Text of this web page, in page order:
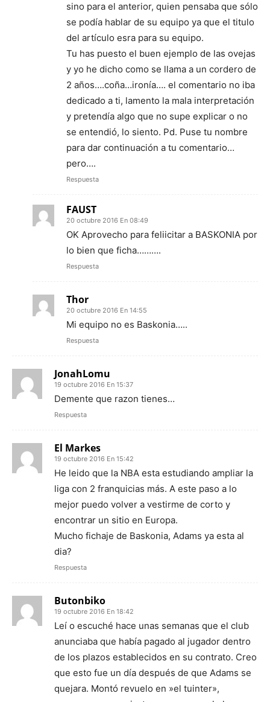
sino para el anterior, quien pensaba que sólo
se podía hablar de su equipo ya que el titulo
del artículo esra para su equipo.
Tu has puesto el buen ejemplo de las ovejas
y yo he dicho como se llama a un cordero de
2 años….coña…ironía…. el comentario no iba
dedicado a ti, lamento la mala interpretación
y pretendía algo que no supe explicar o no
se entendió, lo siento. Pd. Puse tu nombre
para dar continuación a tu comentario…
pero….
Respuesta
FAUST
20 octubre 2016 En 08:49
OK Aprovecho para feliicitar a BASKONIA por
lo bien que ficha……….
Respuesta
Thor
20 octubre 2016 En 14:55
Mi equipo no es Baskonia…..
Respuesta
JonahLomu
19 octubre 2016 En 15:37
Demente que razon tienes…
Respuesta
El Markes
19 octubre 2016 En 15:42
He leido que la NBA esta estudiando ampliar la
liga con 2 franquicias más. A este paso a lo
mejor puedo volver a vestirme de corto y
encontrar un sitio en Europa.
Mucho fichaje de Baskonia, Adams ya esta al
dia?
Respuesta
Butonbiko
19 octubre 2016 En 18:42
Leí o escuché hace unas semanas que el club
anunciaba que había pagado al jugador dentro
de los plazos establecidos en su contrato. Creo
que esto fue un día después de que Adams se
quejara. Montó revuelo en »el tuinter»,